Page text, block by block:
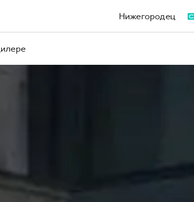
Нижегородец